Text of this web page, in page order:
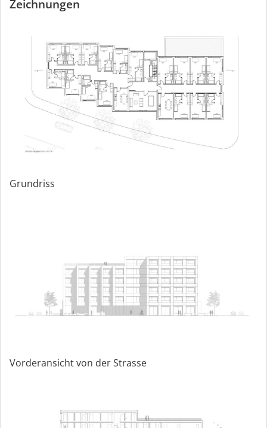
Zeichnungen
Grundriss
Vorderansicht von der Strasse